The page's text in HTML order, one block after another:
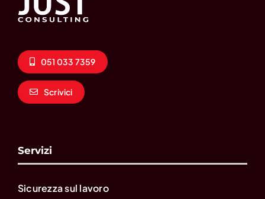
051 033 7359
Scrivici
Servizi
Sicurezza sul lavoro